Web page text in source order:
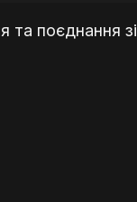
та поєднання зі